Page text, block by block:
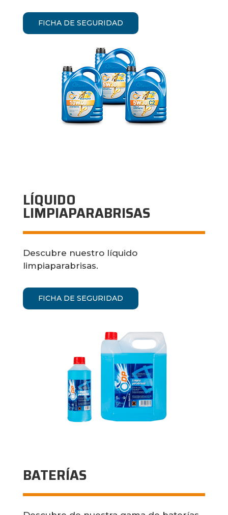
FICHA DE SEGURIDAD
LÍQUIDO
LIMPIAPARABRISAS
Descubre nuestro líquido
limpiaparabrisas.
FICHA DE SEGURIDAD
BATERÍAS